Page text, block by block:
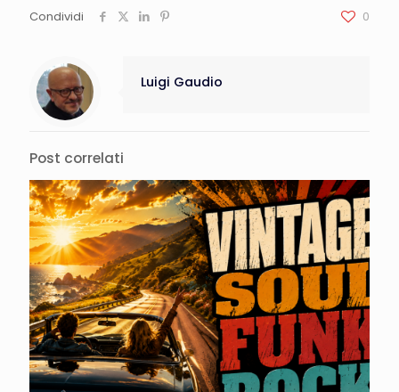
Condividi 0
Luigi Gaudio
Post correlati